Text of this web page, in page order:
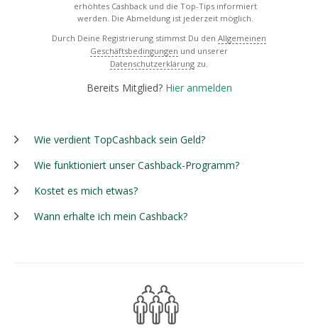
erhöhtes Cashback und die Top-Tips informiert
werden. Die Abmeldung ist jederzeit möglich.
Durch Deine Registrierung stimmst Du den Allgemeinen
Geschäftsbedingungen und unserer
Datenschutzerklärung zu.
Bereits Mitglied? Hier anmelden
Wie verdient TopCashback sein Geld?
Wie funktioniert unser Cashback-Programm?
Kostet es mich etwas?
Wann erhalte ich mein Cashback?